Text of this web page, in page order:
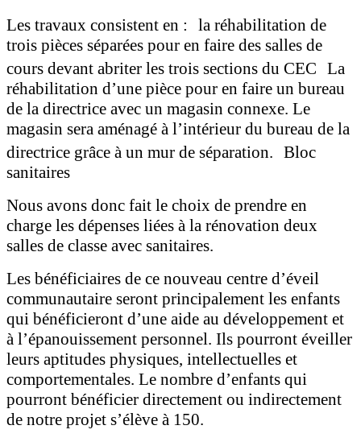
Les travaux consistent en : la réhabilitation de
trois pièces séparées pour en faire des salles de
cours devant abriter les trois sections du CEC La
réhabilitation d’une pièce pour en faire un bureau
de la directrice avec un magasin connexe. Le
magasin sera aménagé à l’intérieur du bureau de la
directrice grâce à un mur de séparation. Bloc
sanitaires
Nous avons donc fait le choix de prendre en
charge les dépenses liées à la rénovation deux
salles de classe avec sanitaires.
Les bénéficiaires de ce nouveau centre d’éveil
communautaire seront principalement les enfants
qui bénéficieront d’une aide au développement et
à l’épanouissement personnel. Ils pourront éveiller
leurs aptitudes physiques, intellectuelles et
comportementales. Le nombre d’enfants qui
pourront bénéficier directement ou indirectement
de notre projet s’élève à 150.